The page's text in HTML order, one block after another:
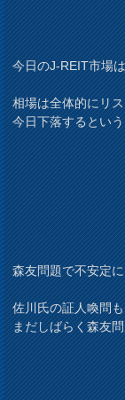
今日のJ-REIT市場
相場は全体的にリ
今日下落するとい
森友問題で不安定
佐川氏の証人喚問
まだしばらく森友